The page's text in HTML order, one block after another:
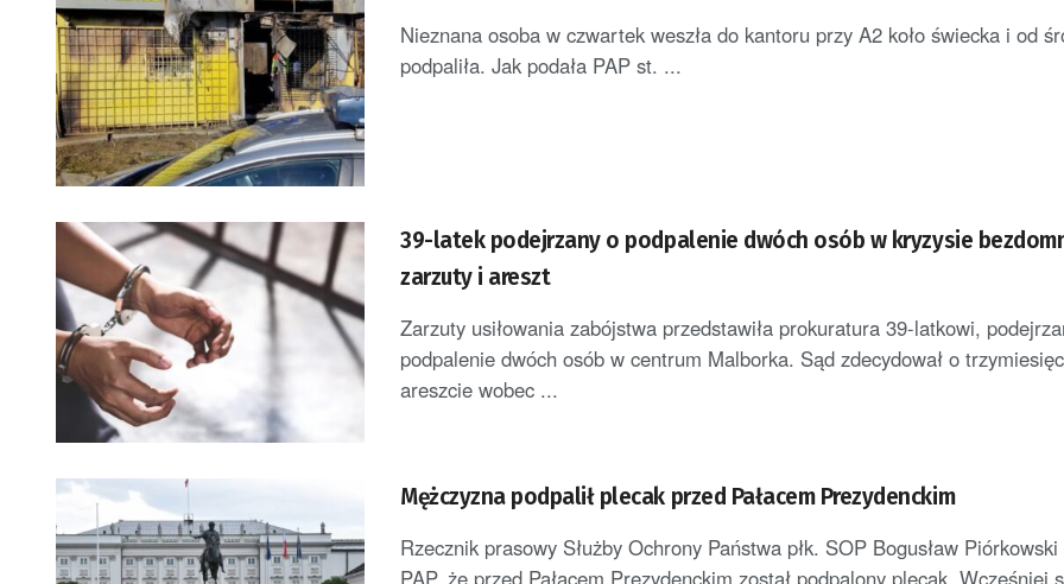
Nieznana osoba w czwartek weszła do kantoru przy A2 koło świecka i od
podpaliła. Jak podała PAP st. ...
39-latek podejrzany o podpalenie dwóch osób w kryzysie
zarzuty i areszt
Zarzuty usiłowania zabójstwa przedstawiła prokuratura 39-latkowi,
podpalenie dwóch osób w centrum Malborka. Sąd zdecydował o
areszcie wobec ...
Mężczyzna podpalił plecak przed Pałacem Prezydenckim
Rzecznik prasowy Służby Ochrony Państwa płk. SOP Bogusław Piórkowski
PAP, że przed Pałacem Prezydenckim został podpalony plecak. Wcześniej